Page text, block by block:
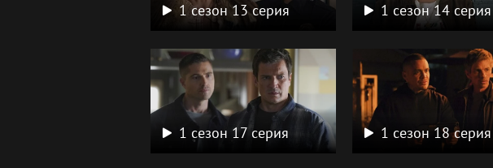
1 сезон 13 серия 1 сезон 14 серия
1 сезон 17 серия 1 сезон 18 серия